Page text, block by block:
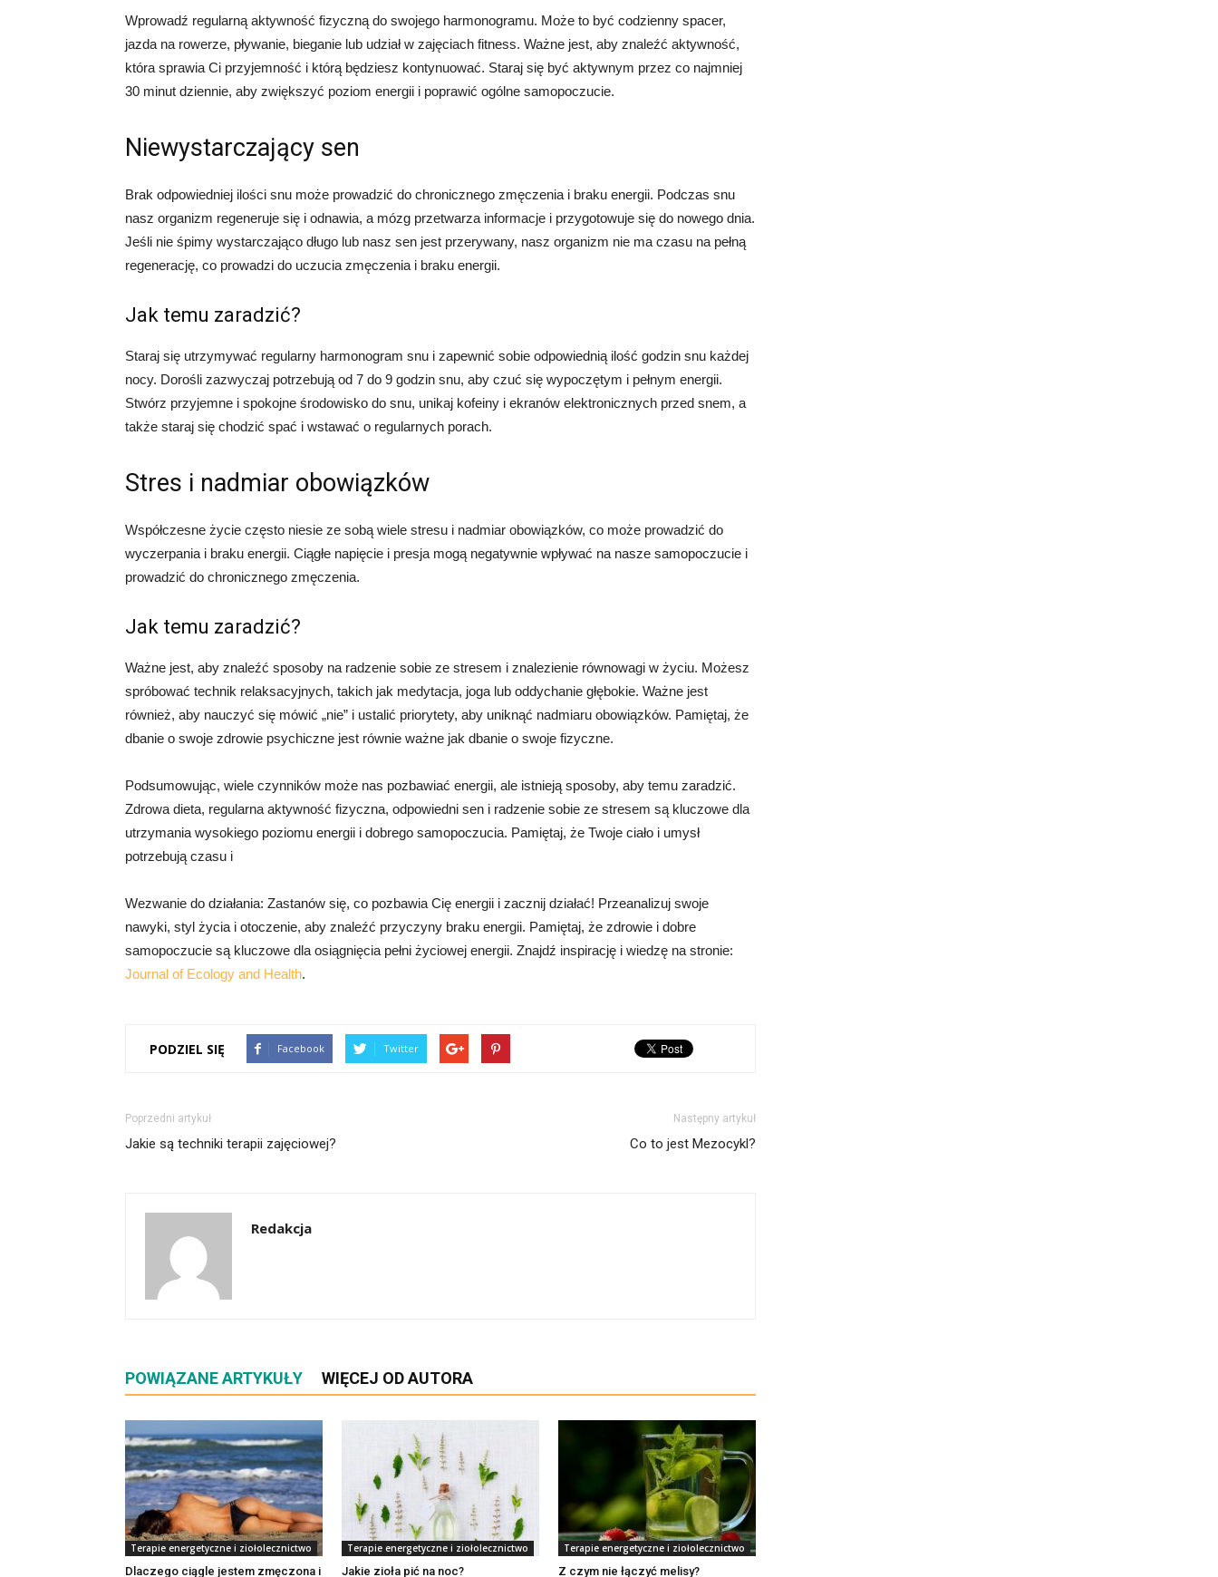
Wprowadź regularną aktywność fizyczną do swojego harmonogramu. Może to być codzienny spacer,
jazda na rowerze, pływanie, bieganie lub udział w zajęciach fitness. Ważne jest, aby znaleźć aktywność,
która sprawia Ci przyjemność i którą będziesz kontynuować. Staraj się być aktywnym przez co najmniej
30 minut dziennie, aby zwiększyć poziom energii i poprawić ogólne samopoczucie.
Niewystarczający sen
Brak odpowiedniej ilości snu może prowadzić do chronicznego zmęczenia i braku energii. Podczas snu
nasz organizm regeneruje się i odnawia, a mózg przetwarza informacje i przygotowuje się do nowego dnia.
Jeśli nie śpimy wystarczająco długo lub nasz sen jest przerywany, nasz organizm nie ma czasu na pełną
regenerację, co prowadzi do uczucia zmęczenia i braku energii.
Jak temu zaradzić?
Staraj się utrzymywać regularny harmonogram snu i zapewnić sobie odpowiednią ilość godzin snu każdej
nocy. Dorośli zazwyczaj potrzebują od 7 do 9 godzin snu, aby czuć się wypoczętym i pełnym energii.
Stwórz przyjemne i spokojne środowisko do snu, unikaj kofeiny i ekranów elektronicznych przed snem, a
także staraj się chodzić spać i wstawać o regularnych porach.
Stres i nadmiar obowiązków
Współczesne życie często niesie ze sobą wiele stresu i nadmiar obowiązków, co może prowadzić do
wyczerpania i braku energii. Ciągłe napięcie i presja mogą negatywnie wpływać na nasze samopoczucie i
prowadzić do chronicznego zmęczenia.
Jak temu zaradzić?
Ważne jest, aby znaleźć sposoby na radzenie sobie ze stresem i znalezienie równowagi w życiu. Możesz
spróbować technik relaksacyjnych, takich jak medytacja, joga lub oddychanie głębokie. Ważne jest
również, aby nauczyć się mówić „nie” i ustalić priorytety, aby uniknąć nadmiaru obowiązków. Pamiętaj, że
dbanie o swoje zdrowie psychiczne jest równie ważne jak dbanie o swoje fizyczne.
Podsumowując, wiele czynników może nas pozbawiać energii, ale istnieją sposoby, aby temu zaradzić.
Zdrowa dieta, regularna aktywność fizyczna, odpowiedni sen i radzenie sobie ze stresem są kluczowe dla
utrzymania wysokiego poziomu energii i dobrego samopoczucia. Pamiętaj, że Twoje ciało i umysł
potrzebują czasu i
Wezwanie do działania: Zastanów się, co pozbawia Cię energii i zacznij działać! Przeanalizuj swoje
nawyki, styl życia i otoczenie, aby znaleźć przyczyny braku energii. Pamiętaj, że zdrowie i dobre
samopoczucie są kluczowe dla osiągnięcia pełni życiowej energii. Znajdź inspirację i wiedzę na stronie:
Journal of Ecology and Health.
PODZIEL SIĘ Facebook Twitter
Poprzedni artykuł
Jakie są techniki terapii zajęciowej?
Następny artykuł
Co to jest Mezocykl?
Redakcja
POWIĄZANE ARTYKUŁY WIĘCEJ OD AUTORA
Terapie energetyczne i ziołolecznictwo
Dlaczego ciągle jestem zmęczona i
Terapie energetyczne i ziołolecznictwo
Jakie zioła pić na noc?
Terapie energetyczne i ziołolecznictwo
Z czym nie łączyć melisy?